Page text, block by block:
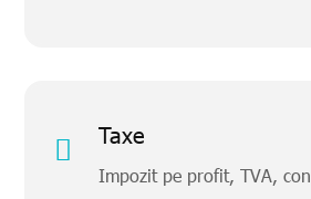
Taxe
Impozit pe profit, TVA,